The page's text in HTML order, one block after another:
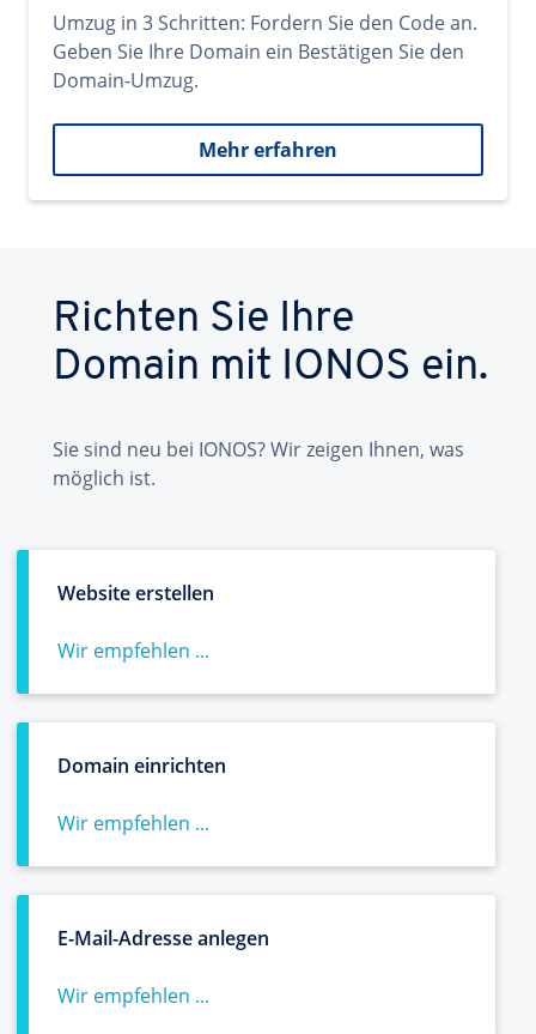
Umzug in 3 Schritten: Fordern Sie den Code an.
Geben Sie Ihre Domain ein Bestätigen Sie den
Domain-Umzug.
Mehr erfahren
Richten Sie Ihre
Domain mit IONOS ein.
Sie sind neu bei IONOS? Wir zeigen Ihnen, was
möglich ist.
Website erstellen
Wir empfehlen ...
Domain einrichten
Wir empfehlen ...
E-Mail-Adresse anlegen
Wir empfehlen ...